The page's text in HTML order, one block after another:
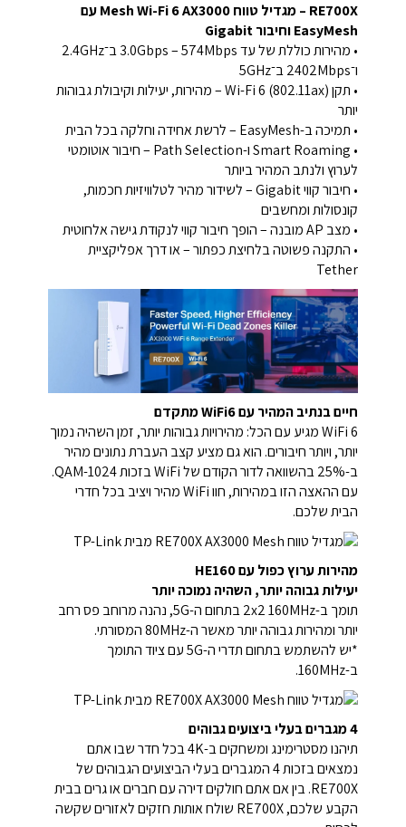
RE700X – מגדיל טווח Mesh Wi-Fi 6 AX3000 עם
EasyMesh וחיבור Gigabit
• מהירות כוללת של עד 3.0Gbps – 574Mbps ב־2.4GHz
ו־2402Mbps ב־5GHz
• תקן Wi-Fi 6 (802.11ax) – מהירות, יעילות וקיבולת גבוהות
יותר
• תמיכה ב-EasyMesh – לרשת אחידה וחלקה בכל הבית
• Smart Roaming ו-Path Selection – חיבור אוטומטי
לערוץ ולנתב המהיר ביותר
• חיבור קווי Gigabit – לשידור מהיר לטלוויזיות חכמות,
קונסולות ומחשבים
• מצב AP מובנה – הופך חיבור קווי לנקודת גישה אלחוטית
• התקנה פשוטה בלחיצת כפתור – או דרך אפליקציית
Tether
חיים בנתיב המהיר עם WiFi6 מתקדם
WiFi 6 מגיע עם הכל: מהירויות גבוהות יותר, זמן השהיה נמוך
יותר, ויותר חיבורים. הוא גם מציע קצב העברת נתונים מהיר
ב-25% בהשוואה לדור הקודם של WiFi בזכות 1024-QAM.
עם ההאצה הזו במהירות, חוו WiFi מהיר ויציב בכל חדרי
הבית שלכם.
מהירות ערוץ כפול עם HE160
יעילות גבוהה יותר, השהיה נמוכה יותר
תומך ב-2x2 160MHz בתחום ה-5G, נהנה מרוחב פס רחב
יותר ומהירות גבוהה יותר מאשר ה-80MHz המסורתי.
*יש להשתמש בתחום תדרי ה-5G עם ציוד התומך
ב-160MHz.
4 מגברים בעלי ביצועים גבוהים
תיהנו מסטרימינג ומשחקים ב-4K בכל חדר שבו אתם
נמצאים בזכות 4 המגברים בעלי הביצועים הגבוהים של
RE700X. בין אם אתם חולקים דירה עם חברים או גרים בבית
הקבע שלכם, RE700X שולח אותות חזקים לאזורים שקשה